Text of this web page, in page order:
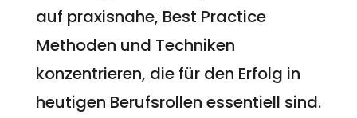
auf praxisnahe, Best Practice
Methoden und Techniken
konzentrieren, die für den Erfolg in
heutigen Berufsrollen essentiell sind.